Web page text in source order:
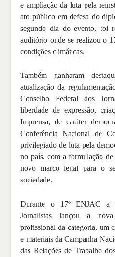
e ampliação da luta pela
ato público em defesa do
segundo dia do evento, foi
auditório onde se realizou o
condições climáticas.
Também ganharam
atualização da
Conselho Federal dos
liberdade de expressão,
Imprensa, de caráter
Conferência Nacional de
privilegiado de luta pela
no país, com a formulação
novo marco legal para o
sociedade.
Durante o 17º ENJAC a
Jornalistas lançou a
profissional da categoria, um
e materiais da Campanha
das Relações de Trabalho